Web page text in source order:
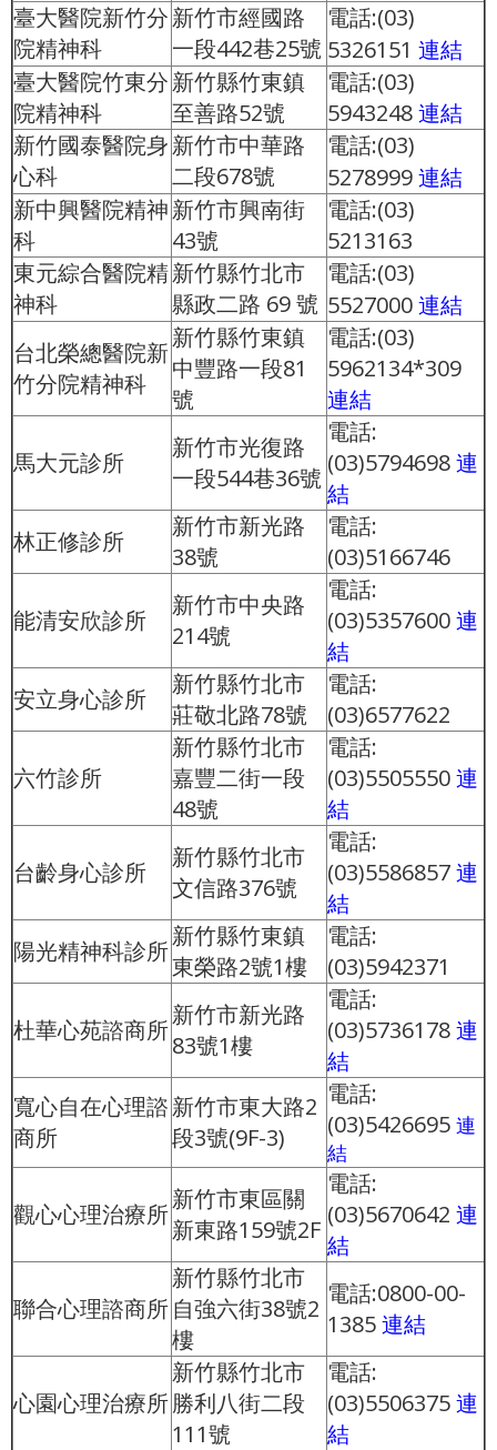
臺大醫院新竹分
院精神科
新竹市經國路
一段442巷25號
電話:(03)
5326151 連結
臺大醫院竹東分
院精神科
新竹縣竹東鎮
至善路52號
電話:(03)
5943248 連結
新竹國泰醫院身
心科
新竹市中華路
二段678號
電話:(03)
5278999 連結
新中興醫院精神
科
新竹市興南街
43號
電話:(03)
5213163
東元綜合醫院精
神科
新竹縣竹北市
縣政二路 69 號
電話:(03)
5527000 連結
台北榮總醫院新
竹分院精神科
新竹縣竹東鎮
中豐路一段81
號
電話:(03)
5962134*309
連結
馬大元診所
新竹市光復路
一段544巷36號
電話:
(03)5794698連
結
林正修診所
新竹市新光路
38號
電話:
(03)5166746
能清安欣診所
新竹市中央路
214號
電話:
(03)5357600連
結
安立身心診所
新竹縣竹北市
莊敬北路78號
電話:
(03)6577622
六竹診所
新竹縣竹北市
嘉豐二街一段
48號
電話:
(03)5505550連
結
台齡身心診所
新竹縣竹北市
文信路376號
電話:
(03)5586857連
結
陽光精神科診所
新竹縣竹東鎮
東榮路2號1樓
電話:
(03)5942371
杜華心苑諮商所
新竹市新光路
83號1樓
電話:
(03)5736178連
結
寬心自在心理諮
商所
新竹市東大路2
段3號(9F-3)
電話:
(03)5426695 連
結
觀心心理治療所
新竹市東區關
新東路159號2F
電話:
(03)5670642 連
結
聯合心理諮商所
新竹縣竹北市
自強六街38號2
樓
電話:0800-00-
1385連結
心園心理治療所
新竹縣竹北市
勝利八街二段
111號
電話:
(03)5506375連
結